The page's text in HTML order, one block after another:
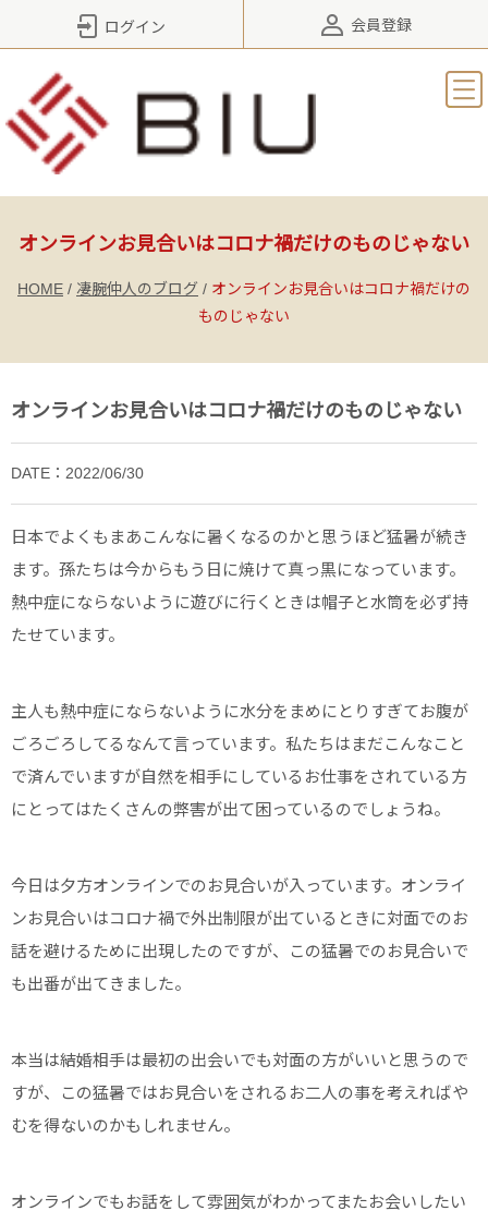
ログイン 会員登録
オンラインお見合いはコロナ禍だけのものじゃない
HOME / 凄腕仲人のブログ / オンラインお見合いはコロナ禍だけの
ものじゃない
オンラインお見合いはコロナ禍だけのものじゃない
DATE：2022/06/30
日本でよくもまあこんなに暑くなるのかと思うほど猛暑が続き
ます。孫たちは今からもう日に焼けて真っ黒になっています。
熱中症にならないように遊びに行くときは帽子と水筒を必ず持
たせています。
主人も熱中症にならないように水分をまめにとりすぎてお腹が
ごろごろしてるなんて言っています。私たちはまだこんなこと
で済んでいますが自然を相手にしているお仕事をされている方
にとってはたくさんの弊害が出て困っているのでしょうね。
今日は夕方オンラインでのお見合いが入っています。オンライ
ンお見合いはコロナ禍で外出制限が出ているときに対面でのお
話を避けるために出現したのですが、この猛暑でのお見合いで
も出番が出てきました。
本当は結婚相手は最初の出会いでも対面の方がいいと思うので
すが、この猛暑ではお見合いをされるお二人の事を考えればや
むを得ないのかもしれません。
オンラインでもお話をして雰囲気がわかってまたお会いしたい